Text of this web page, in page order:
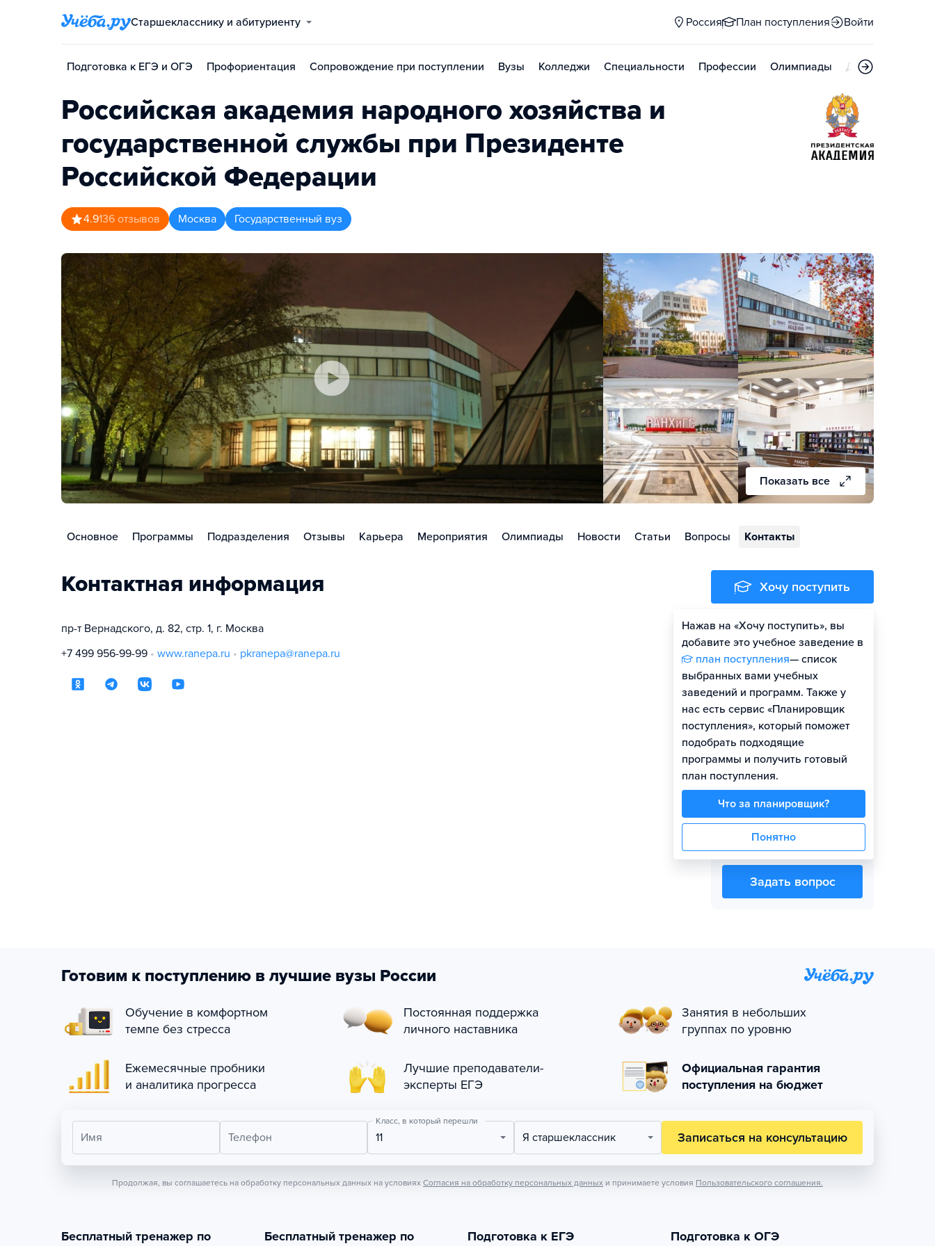
Старшекласснику и абитуриенту Россия План поступления Войти
Подготовка к ЕГЭ и ОГЭ Профориентация Сопровождение при поступлении Вузы Колледжи Специальности Профессии Олимпиады Дни открытых
Российская академия народного хозяйства и
государственной службы при Президенте
Российской Федерации
4.9136 отзывов Москва Государственный вуз
Показать все
Основное Программы Подразделения Отзывы Карьера Мероприятия Олимпиады Новости Статьи Вопросы Контакты
Контактная информация
пр-т Вернадского, д. 82, стр. 1, г. Москва
+7 499 956-99-99
www.ranepa.ru pkranepa@ranepa.ru
Хочу поступить
Нажав на «Хочу поступить», вы
добавите это учебное заведение в
план поступления— список
выбранных вами учебных
заведений и программ. Также у
нас есть сервис «Планировщик
поступления», который поможет
подобрать подходящие
программы и получить готовый
план поступления.
Что за планировщик?
Понятно
Оценить шансы
Представитель вуза
Виолетта Юрьевна
Чикуркова
Задать вопрос
Готовим к поступлению в лучшие вузы России
Обучение в комфортном
темпе без стресса
Постоянная поддержка
личного наставника
Занятия в небольших
группах по уровню
Ежемесячные пробники
и аналитика прогресса
Лучшие преподаватели-
эксперты ЕГЭ
Официальная гарантия
поступления на бюджет
Имя Телефон
Класс, в который перешли
11 Я старшеклассник Записаться на консультацию
Продолжая, вы соглашаетесь на обработку персональных данных на условиях Согласия на обработку персональных данных и принимаете условия Пользовательского соглашения.
Бесплатный тренажер по
Бесплатный тренажер по
Подготовка к ЕГЭ Подготовка к ОГЭ